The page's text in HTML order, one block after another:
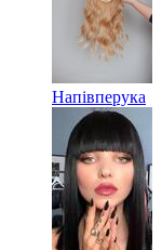
Напівперука